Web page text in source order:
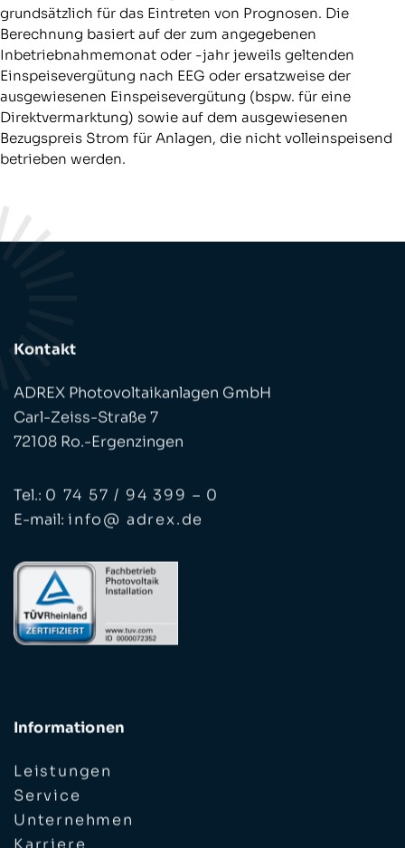
grundsätzlich für das Eintreten von Prognosen. Die
Berechnung basiert auf der zum angegebenen
Inbetriebnahmemonat oder -jahr jeweils geltenden
Einspeisevergütung nach EEG oder ersatzweise der
ausgewiesenen Einspeisevergütung (bspw. für eine
Direktvermarktung) sowie auf dem ausgewiesenen
Bezugspreis Strom für Anlagen, die nicht volleinspeisend
betrieben werden.
Kontakt
ADREX Photovoltaikanlagen GmbH
Carl-Zeiss-Straße 7
72108 Ro.-Ergenzingen
Tel.: 0 74 57 / 94 399 – 0
E-mail: info@ adrex.de
Informationen
Leistungen
Service
Unternehmen
Karriere